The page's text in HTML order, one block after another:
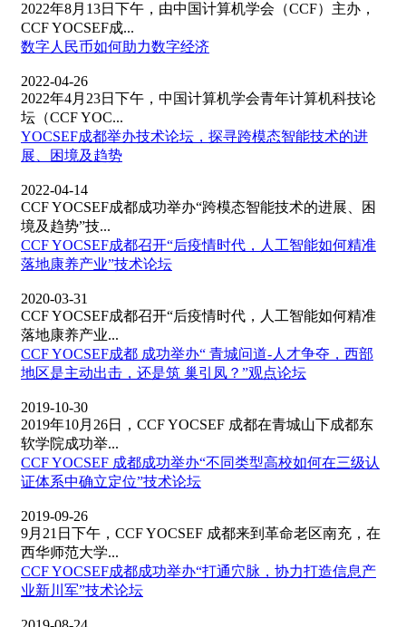
2022年8月13日下午，由中国计算机学会（CCF）主办，
CCF YOCSEF成...
数字人民币如何助力数字经济
2022-04-26
2022年4月23日下午，中国计算机学会青年计算机科技论
坛（CCF YOC...
YOCSEF成都举办技术论坛，探寻跨模态智能技术的进
展、困境及趋势
2022-04-14
CCF YOCSEF成都成功举办“跨模态智能技术的进展、困
境及趋势”技...
CCF YOCSEF成都召开“后疫情时代，人工智能如何精准
落地康养产业”技术论坛
2020-03-31
CCF YOCSEF成都召开“后疫情时代，人工智能如何精准
落地康养产业...
CCF YOCSEF成都 成功举办“ 青城问道-人才争夺，西部
地区是主动出击，还是筑 巢引凤？”观点论坛
2019-10-30
2019年10月26日，CCF YOCSEF 成都在青城山下成都东
软学院成功举...
CCF YOCSEF 成都成功举办“不同类型高校如何在三级认
证体系中确立定位”技术论坛
2019-09-26
9月21日下午，CCF YOCSEF 成都来到革命老区南充，在
西华师范大学...
CCF YOCSEF成都成功举办“打通穴脉，协力打造信息产
业新川军”技术论坛